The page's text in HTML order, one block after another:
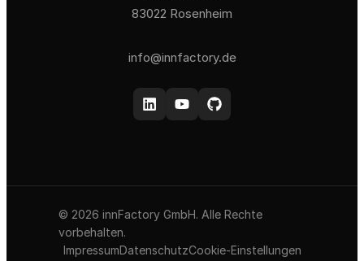
83022 Rosenheim
info@innfactory.de
© 2026 innFactory GmbH. Alle Rechte
vorbehalten.
ImpressumDatenschutzCookie-Einstellungen